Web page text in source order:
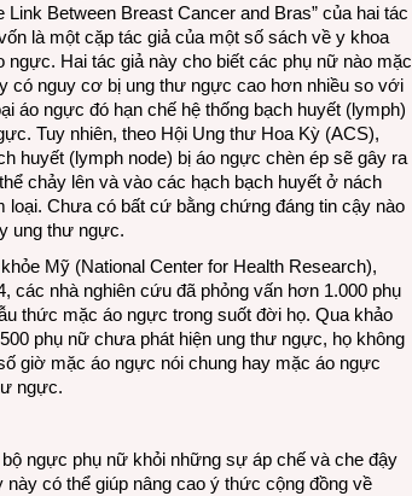
Between Breast Cancer and Bras” của hai tác
là một cặp tác giả của một số sách về y khoa
Hai tác giả này cho biết các phụ nữ nào mặc
có nguy cơ bị ung thư ngực cao hơn nhiều so với
áo ngực đó hạn chế hệ thống bạch huyết (lymph)
Tuy nhiên, theo Hội Ung thư Hoa Kỳ (ACS),
huyết (lymph node) bị áo ngực chèn ép sẽ gây ra
chảy lên và vào các hạch bạch huyết ở nách
Chưa có bất cứ bằng chứng đáng tin cậy nào
ung thư ngực.
Mỹ (National Center for Health Research),
các nhà nghiên cứu đã phỏng vấn hơn 1.000 phụ
thức mặc áo ngực trong suốt đời họ. Qua khảo
phụ nữ chưa phát hiện ung thư ngực, họ không
giờ mặc áo ngực nói chung hay mặc áo ngực
ngực.
ngực phụ nữ khỏi những sự áp chế và che đậy
có thể giúp nâng cao ý thức cộng đồng về